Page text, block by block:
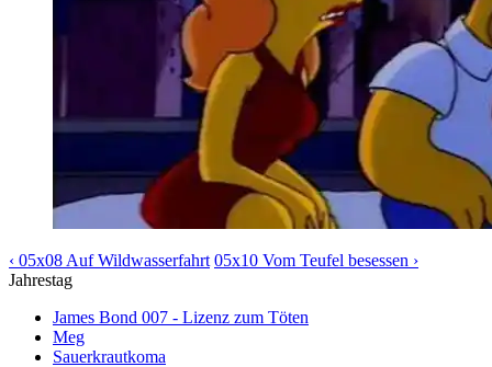
‹ 05x08 Auf Wildwasserfahrt 05x10 Vom Teufel besessen ›
Jahrestag
James Bond 007 - Lizenz zum Töten
Meg
Sauerkrautkoma